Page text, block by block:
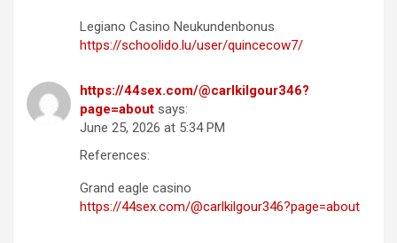
Legiano Casino Neukundenbonus
https://schoolido.lu/user/quincecow7/
https://44sex.com/@carlkilgour346?
page=about says:
June 25, 2026 at 5:34 PM
References:
Grand eagle casino
https://44sex.com/@carlkilgour346?page=about